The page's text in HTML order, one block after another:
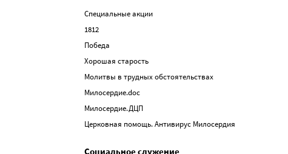
Специальные акции
1812
Победа
Хорошая старость
Молитвы в трудных обстоятельствах
Милосердие.doc
Милосердие.ДЦП
Церковная помощь. Антивирус Милосердия
Социальное служение